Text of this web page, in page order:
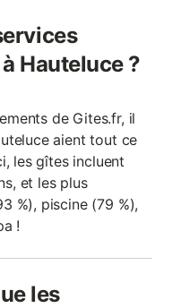
Hauteluce ?
de Gites.fr, il
aient tout ce
les gîtes incluent
et les plus
%), piscine (79 %),
!
les